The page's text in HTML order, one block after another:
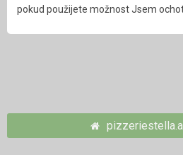
pokud použijete možnost Jsem